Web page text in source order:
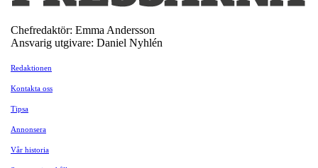
Chefredaktör: Emma Andersson
Ansvarig utgivare: Daniel Nyhlén
Redaktionen
Kontakta oss
Tipsa
Annonsera
Vår historia